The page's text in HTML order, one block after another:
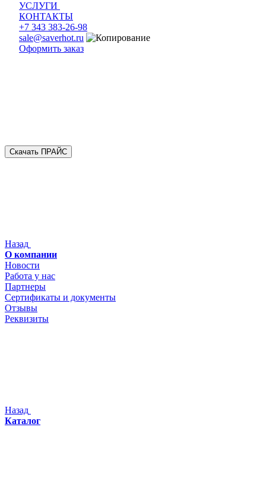
УСЛУГИ
КОНТАКТЫ
+7 343 383-26-98
sale@saverhot.ru
Оформить заказ
Скачать ПРАЙС
Назад
О компании
Новости
Работа у нас
Партнеры
Сертификаты и документы
Отзывы
Реквизиты
Назад
Каталог